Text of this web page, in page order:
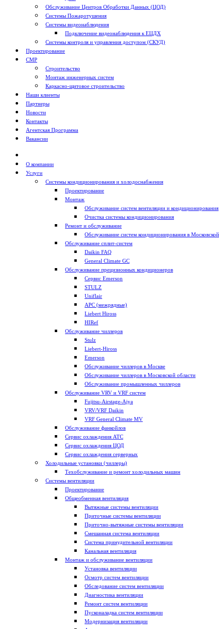
Обслуживание Центров Обработки Данных (ЦОД)
Системы Пожаротушения
Системы видеонаблюдения
Подключение видеонаблюдения к ЕЦДХ
Системы контроля и управления доступом (СКУД)
Проектирование
СМР
Строительство
Монтаж инженерных систем
Каркасно-щитовое строительство
Наши клиенты
Партнеры
Новости
Контакты
Агентская Программа
Вакансии
О компании
Услуги
Системы кондиционирования и холодоснабжения
Проектирование
Монтаж
Обслуживание систем вентиляции и кондиционирования
Очистка системы кондиционирования
Ремонт и обслуживание
Обслуживание систем кондиционирования в
Обслуживание сплит-систем
Daikin FAQ
General Climate GC
Обслуживание прецизионных кондиционеров
Сервис Emerson
STULZ
Uniflair
APC (межрядные)
Liebert Hiross
HIRef
Обслуживание чиллеров
Stulz
Liebert-Hiross
Emerson
Обслуживание чиллеров в Москве
Обслуживание чиллеров в Московской области
Обслуживание промышленных чиллеров
Обслуживание VRV и VRF систем
Fujitsu-Airstage-Ajya
VRV/VRF Daikin
VRF General Climate MV
Обслуживание фанкойлов
Сервис охлаждения АТС
Сервис охлаждения ЦОД
Сервис охлаждения серверных
Холодильные установки (чиллеры)
Техобслуживание и ремонт холодильных машин
Системы вентиляции
Проектирование
Общеобменная вентиляция
Вытяжные системы вентиляции
Приточные системы вентиляции
Приточно-вытяжные системы вентиляции
Смешанная система вентиляции
Система принудительной вентиляции
Канальная вентиляция
Монтаж и обслуживание вентиляции
Установка вентиляции
Осмотр систем вентиляции
Обследование систем вентиляции
Диагностика вентиляции
Ремонт систем вентиляции
Пусконаладка систем вентиляции
Модернизация вентиляции